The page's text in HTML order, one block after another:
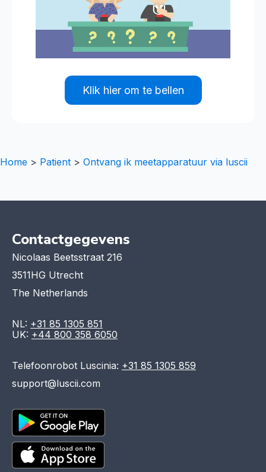
Klik hier om te bellen
Home > Patient > Ontvang ik meetapparatuur via luscii
Contactgegevens
Nicolaas Beetsstraat 216
3511HG Utrecht
The Netherlands
NL: +31 85 1305 851
UK: +44 800 358 6050
Telefoonrobot Luscinia: +31 85 1305 859
support@luscii.com